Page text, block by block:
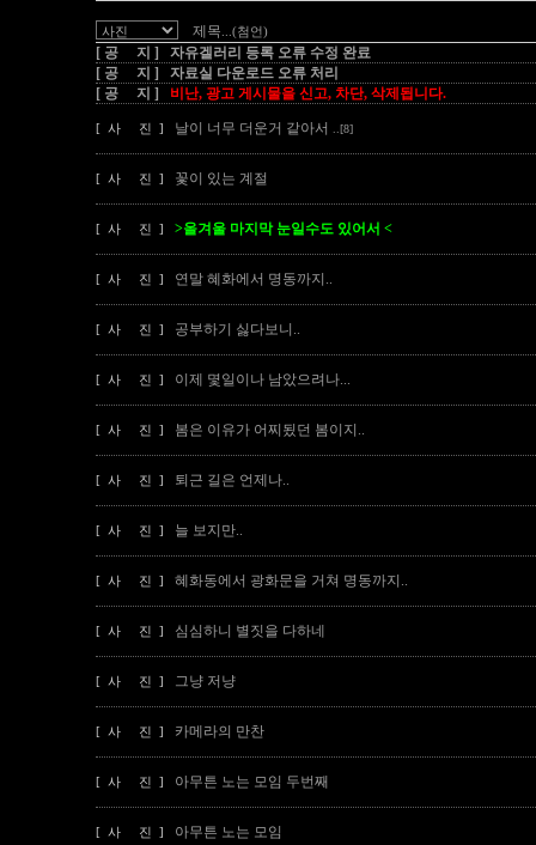
제목 ...(첨언)
[ 공 지 ] 자유겔러리 등록 오류 수정 완료
[ 공 지 ] 자료실 다운로드 오류 처리
[ 공 지 ] 비난, 광고 게시물을 신고, 차단, 삭제됩니다.
[ 사 진 ] 날이 너무 더운거 같아서 ..[8]
[ 사 진 ] 꽃이 있는 계절
[ 사 진 ] >올겨울 마지막 눈일수도 있어서 <
[ 사 진 ] 연말 혜화에서 명동까지..
[ 사 진 ] 공부하기 싫다보니..
[ 사 진 ] 이제 몇일이나 남았으려나...
[ 사 진 ] 봄은 이유가 어찌됬던 봄이지..
[ 사 진 ] 퇴근 길은 언제나..
[ 사 진 ] 늘 보지만..
[ 사 진 ] 혜화동에서 광화문을 거쳐 명동까지..
[ 사 진 ] 심심하니 별짓을 다하네
[ 사 진 ] 그냥 저냥
[ 사 진 ] 카메라의 만찬
[ 사 진 ] 아무튼 노는 모임 두번째
[ 사 진 ] 아무튼 노는 모임